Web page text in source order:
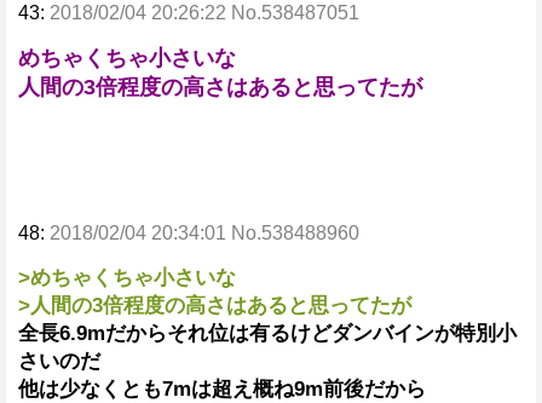
43: 2018/02/04 20:26:22 No.538487051
めちゃくちゃ小さいな
人間の3倍程度の高さはあると思ってたが
48: 2018/02/04 20:34:01 No.538488960
>めちゃくちゃ小さいな
>人間の3倍程度の高さはあると思ってたが
全長6.9mだからそれ位は有るけどダンバインが特別小
さいのだ
他は少なくとも7mは超え概ね9m前後だから